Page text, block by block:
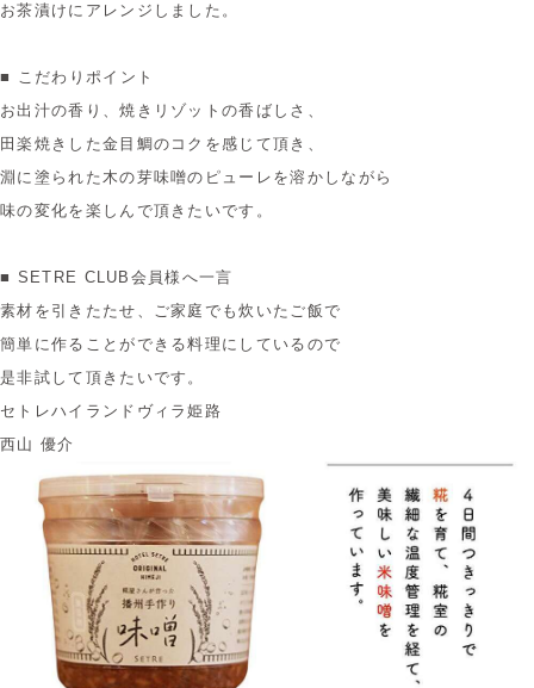
お茶漬けにアレンジしました。
■ こだわりポイント
お出汁の香り、焼きリゾットの香ばしさ、
田楽焼きした金目鯛のコクを感じて頂き、
淵に塗られた木の芽味噌のピューレを溶かしながら
味の変化を楽しんで頂きたいです。
■ SETRE CLUB会員様へ一言
素材を引きたたせ、ご家庭でも炊いたご飯で
簡単に作ることができる料理にしているので
是非試して頂きたいです。
セトレハイランドヴィラ姫路
西山 優介